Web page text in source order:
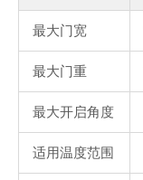
最大门宽
最大门重
最大开启角度
适用温度范围